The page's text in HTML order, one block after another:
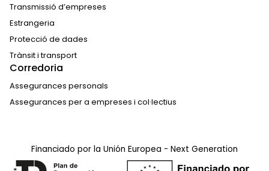
Transmissió d’empreses
Estrangeria
Protecció de dades
Trànsit i transport
Corredoria
Assegurances personals
Assegurances per a empreses i col·lectius
Financiado por la Unión Europea - Next Generation